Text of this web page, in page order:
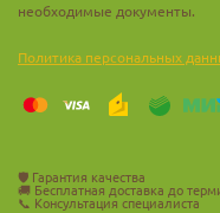
необходимые документы.
Политика персональных
🛡️ Гарантия качества
🚚 Бесплатная доставка до
📞 Консультация специалиста